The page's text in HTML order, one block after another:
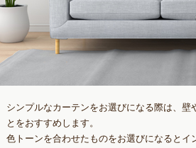
シンプルなカーテンをお選びになる際は、
とをおすすめします。
色トーンを合わせたものをお選びになると